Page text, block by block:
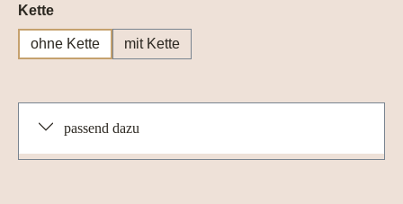
Ketteauswählen
ohne Kette mit Kette
passend dazu